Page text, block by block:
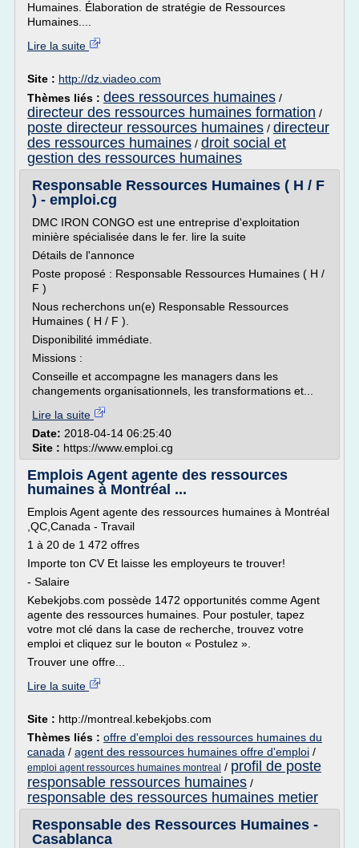
Humaines. Élaboration de stratégie de Ressources
Humaines....
Lire la suite
Site : http://dz.viadeo.com
Thèmes liés : dees ressources humaines /
directeur des ressources humaines formation /
poste directeur ressources humaines / directeur
des ressources humaines / droit social et
gestion des ressources humaines
Responsable Ressources Humaines ( H / F
) - emploi.cg
DMC IRON CONGO est une entreprise d'exploitation
minière spécialisée dans le fer. lire la suite
Détails de l'annonce
Poste proposé : Responsable Ressources Humaines ( H /
F )
Nous recherchons un(e) Responsable Ressources
Humaines ( H / F ).
Disponibilité immédiate.
Missions :
Conseille et accompagne les managers dans les
changements organisationnels, les transformations et...
Lire la suite
Date: 2018-04-14 06:25:40
Site : https://www.emploi.cg
Emplois Agent agente des ressources
humaines à Montréal ...
Emplois Agent agente des ressources humaines à Montréal
,QC,Canada - Travail
1 à 20 de 1 472 offres
Importe ton CV Et laisse les employeurs te trouver!
- Salaire
Kebekjobs.com possède 1472 opportunités comme Agent
agente des ressources humaines. Pour postuler, tapez
votre mot clé dans la case de recherche, trouvez votre
emploi et cliquez sur le bouton « Postulez ».
Trouver une offre...
Lire la suite
Site : http://montreal.kebekjobs.com
Thèmes liés : offre d'emploi des ressources humaines du
canada / agent des ressources humaines offre d'emploi /
emploi agent ressources humaines montreal / profil de poste
responsable ressources humaines /
responsable des ressources humaines metier
Responsable des Ressources Humaines -
Casablanca